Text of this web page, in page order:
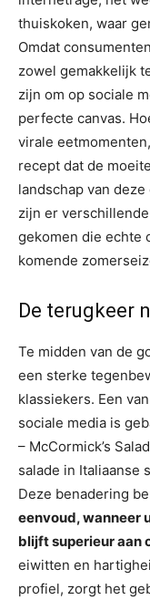
thuiskoken, waar
Omdat
zowel gemakkelijk
zijn om op sociale
perfecte canvas.
virale
recept dat de
landschap van
zijn er
gekomen die echte
komende
De terugkeer
Te midden van de
een sterke
klassiekers. Een
sociale media is
– McCormick’s
salade in Italiaanse
Deze benadering
eenvoud, wanneer
blijft superieur aan
eiwitten en
profiel, zorgt het